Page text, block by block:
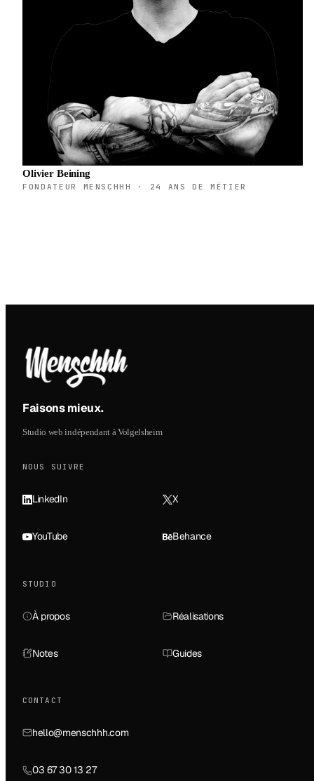
Olivier Beining
FONDATEUR MENSCHHH · 24 ANS DE MÉTIER
Faisons mieux.
Studio web indépendant à Volgelsheim
NOUS SUIVRE
LinkedIn X
YouTube Behance
STUDIO
À propos Réalisations
Notes Guides
CONTACT
hello@menschhh.com
03 67 30 13 27